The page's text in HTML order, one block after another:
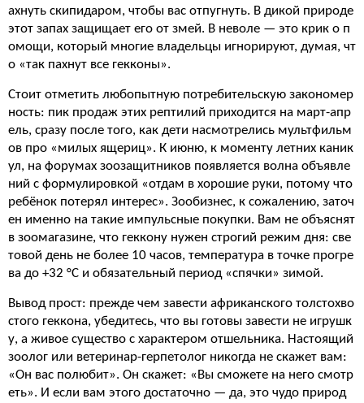
ахнуть скипидаром, чтобы вас отпугнуть. В дикой природе
этот запах защищает его от змей. В неволе — это крик о п
омощи, который многие владельцы игнорируют, думая, чт
о «так пахнут все гекконы».
Стоит отметить любопытную потребительскую закономер
ность: пик продаж этих рептилий приходится на март-апр
ель, сразу после того, как дети насмотрелись мультфильм
ов про «милых ящериц». К июню, к моменту летних каник
ул, на форумах зоозащитников появляется волна объявле
ний с формулировкой «отдам в хорошие руки, потому что
ребёнок потерял интерес». Зообизнес, к сожалению, заточ
ен именно на такие импульсные покупки. Вам не объяснят
в зоомагазине, что геккону нужен строгий режим дня: све
товой день не более 10 часов, температура в точке прогре
ва до +32 °С и обязательный период «спячки» зимой.
Вывод прост: прежде чем завести африканского толстохво
стого геккона, убедитесь, что вы готовы завести не игрушк
у, а живое существо с характером отшельника. Настоящий
зоолог или ветеринар-герпетолог никогда не скажет вам:
«Он вас полюбит». Он скажет: «Вы сможете на него смотр
еть». И если вам этого достаточно — да, это чудо природ